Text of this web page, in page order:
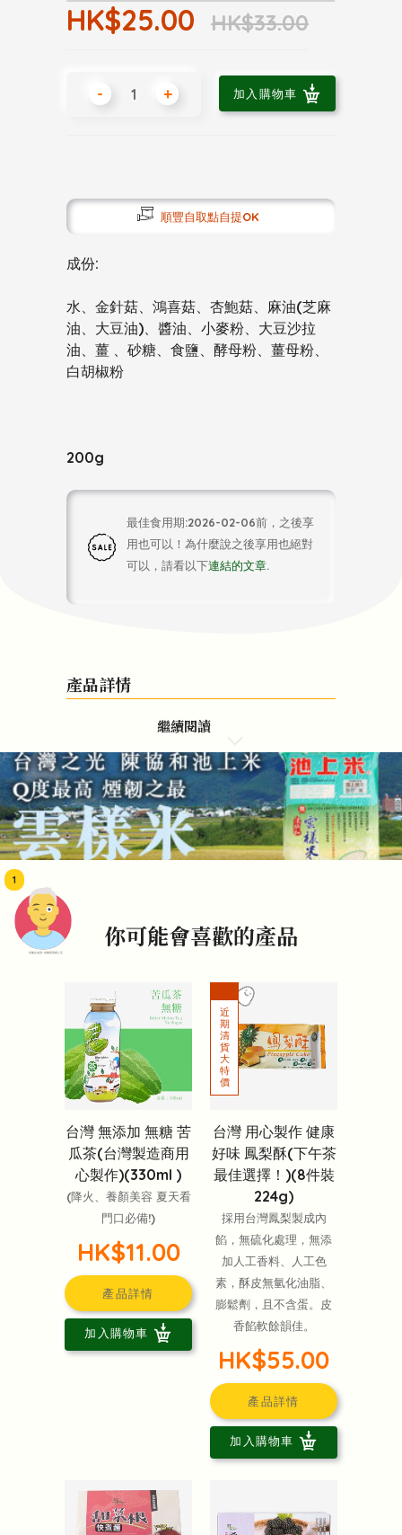
頭像生成器: 快樂家庭網上店
1
HK$25.00 HK$33.00
- + 加入購物車
順豐自取點自提OK
成份:
水、金針菇、鴻喜菇、杏鮑菇、麻油(芝麻
油、大豆油)、醬油、小麥粉、大豆沙拉
油、薑 、砂糖、食鹽、酵母粉、薑母粉、
白胡椒粉
200g
最佳食用期:2026-02-06前，之後享
用也可以！為什麼說之後享用也絕對
可以，請看以下連結的文章.
產品詳情
繼續閱讀
你可能會喜歡的產品
台灣 無添加 無糖 苦
瓜茶(台灣製造商用
心製作)(330ml )
(降火、養顏美容 夏天看
門口必備!)
HK$11.00
產品詳情
加入購物車
台灣 用心製作 健康
好味 鳳梨酥(下午茶
最佳選擇！)(8件裝
224g)
採用台灣鳳梨製成內
餡，無硫化處理，無添
加人工香料、人工色
素，酥皮無氫化油脂、
膨鬆劑，且不含蛋。皮
香餡軟餘韻佳。
HK$55.00
產品詳情
加入購物車